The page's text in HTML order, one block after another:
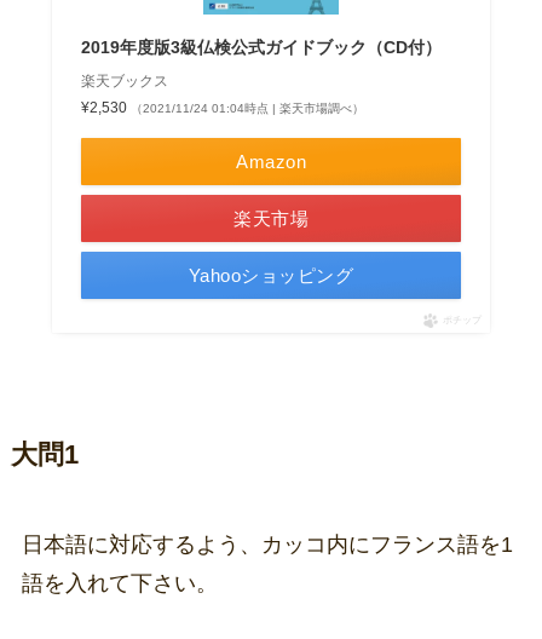
2019年度版3級仏検公式ガイドブック（CD付）
楽天ブックス
¥2,530
（2021/11/24 01:04時点 | 楽天市場調べ）
Amazon
楽天市場
Yahooショッピング
ポチップ
大問1
日本語に対応するよう、カッコ内にフランス語を1
語を入れて下さい。